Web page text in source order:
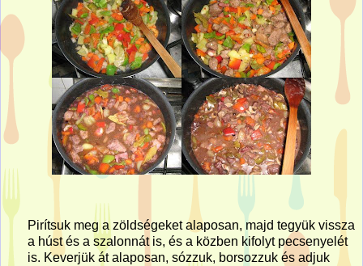
Pirítsuk meg a zöldségeket alaposan, majd tegyük vissza
a húst és a szalonnát is, és a közben kifolyt pecsenyelét
is. Keverjük át alaposan, sózzuk, borsozzuk és adjuk